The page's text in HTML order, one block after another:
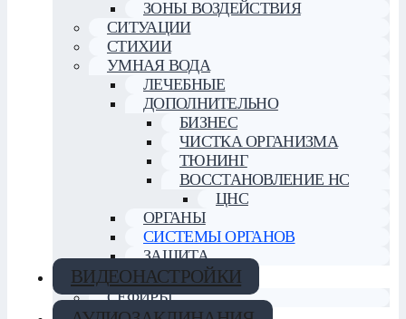
ЗОНЫ ВОЗДЕЙСТВИЯ
СИТУАЦИИ
СТИХИИ
УМНАЯ ВОДА
ЛЕЧЕБНЫЕ
ДОПОЛНИТЕЛЬНО
БИЗНЕС
ЧИСТКА ОРГАНИЗМА
ТЮНИНГ
ВОССТАНОВЛЕНИЕ НС
ЦНС
ОРГАНЫ
СИСТЕМЫ ОРГАНОВ
ЗАЩИТА
ВИДЕОНАСТРОЙКИ
СЕФИРЫ